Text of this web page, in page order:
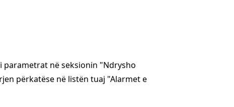
në seksionin "Ndrysho
përkatëse në listën tuaj "Alarmet e